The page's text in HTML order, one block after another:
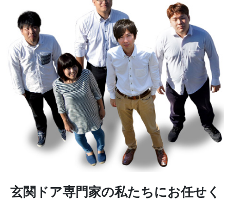
玄関ドア専門家の私たちにお任せく